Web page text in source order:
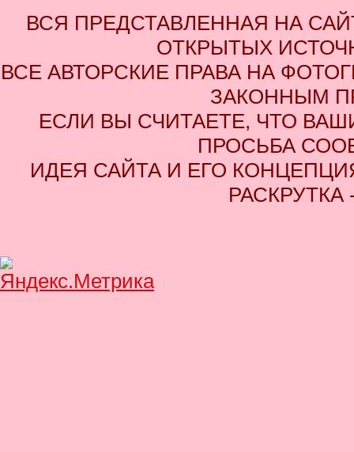
ВСЯ ПРЕДСТАВЛЕННАЯ НА
ОТКРЫТЫХ
ВСЕ АВТОРСКИЕ ПРАВА НА
ЗАКОННЫМ
ЕСЛИ ВЫ СЧИТАЕТЕ, ЧТО
ПРОСЬБА
ИДЕЯ САЙТА И ЕГО
РАСКРУТКА